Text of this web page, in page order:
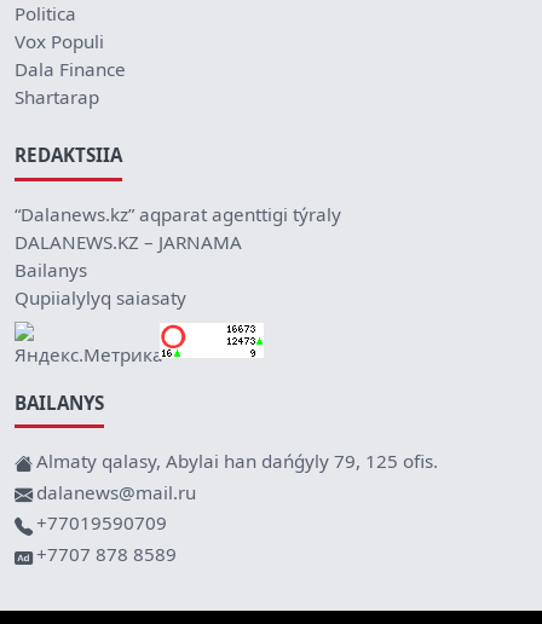
Politica
Vox Populi
Dala Finance
Shartarap
REDAKTSIIA
“Dalanews.kz” aqparat agenttigi týraly
DALANEWS.KZ – JARNAMA
Bailanys
Qupiialylyq saiasaty
BAILANYS
Almaty qalasy, Abylai han dańǵyly 79, 125 ofis.
dalanews@mail.ru
+77019590709
+7707 878 8589